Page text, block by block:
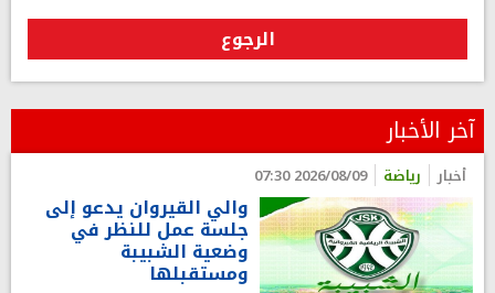
الرجوع
آخر الأخبار
أخبار رياضة 2026/08/09 07:30
والي القيروان يدعو إلى
جلسة عمل للنظر في
وضعية الشبيبة
ومستقبلها